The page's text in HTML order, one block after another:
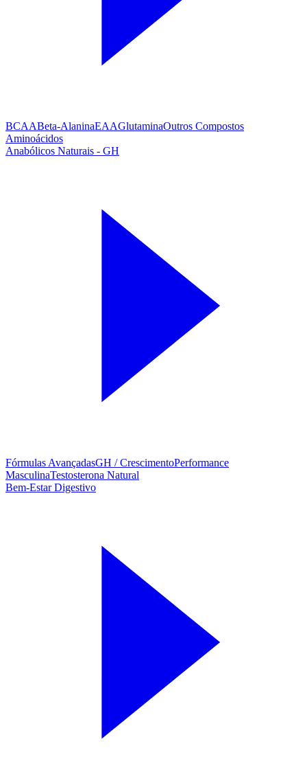
BCAABeta-AlaninaEAAGlutaminaOutros Compostos
Aminoácidos
Anabólicos Naturais - GH
Fórmulas AvançadasGH / CrescimentoPerformance
MasculinaTestosterona Natural
Bem-Estar Digestivo